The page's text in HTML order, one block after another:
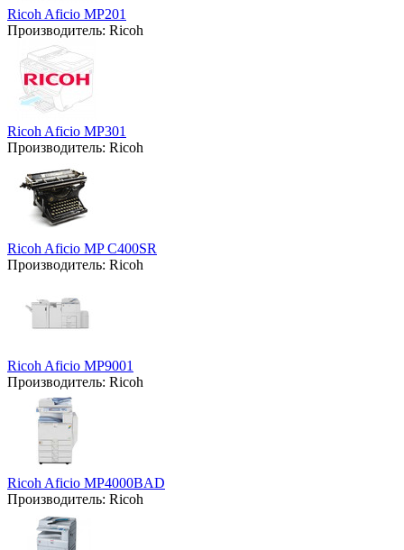
Ricoh Aficio MP201
Производитель: Ricoh
Ricoh Aficio MP301
Производитель: Ricoh
Ricoh Aficio MP C400SR
Производитель: Ricoh
Ricoh Aficio MP9001
Производитель: Ricoh
Ricoh Aficio MP4000BAD
Производитель: Ricoh